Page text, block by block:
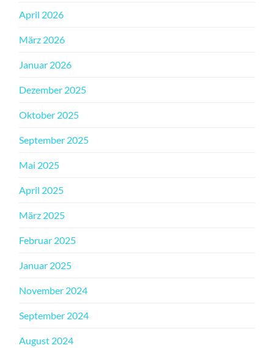
April 2026
März 2026
Januar 2026
Dezember 2025
Oktober 2025
September 2025
Mai 2025
April 2025
März 2025
Februar 2025
Januar 2025
November 2024
September 2024
August 2024